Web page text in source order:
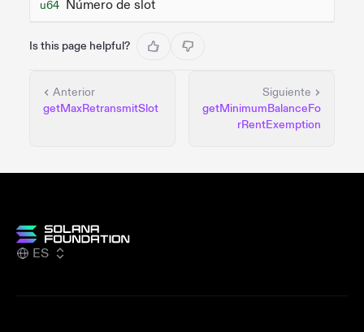
u64 Número de slot
Is this page helpful?
Anterior
getMaxRetransmitSlot
Siguiente
getMinimumBalanceFo
rRentExemption
ES